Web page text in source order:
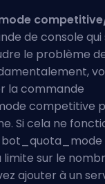
de console
le problème
la commande
competitive
Si cela ne
bot_quota_mode
sur le
ajouter à un